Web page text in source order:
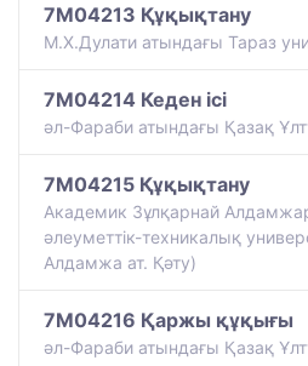
7M04213 Құқықтану
М.Х.Дулати атындағы Тараз
7M04214 Кеден ісі
әл-Фараби атындағы Қазақ
7M04215 Құқықтану
Академик Зұлқарнай
әлеуметтік-техникалық
Алдамжа ат. Қәту)
7M04216 Қаржы құқығы
әл-Фараби атындағы Қазақ